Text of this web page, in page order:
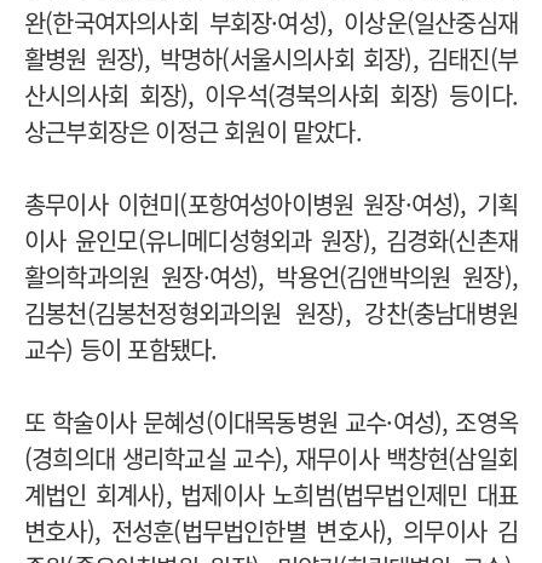
완(한국여자의사회 부회장·여성), 이상운(일산중심재
활병원 원장), 박명하(서울시의사회 회장), 김태진(부
산시의사회 회장), 이우석(경북의사회 회장) 등이다.
상근부회장은 이정근 회원이 맡았다.
총무이사 이현미(포항여성아이병원 원장·여성), 기획
이사 윤인모(유니메디성형외과 원장), 김경화(신촌재
활의학과의원 원장·여성), 박용언(김앤박의원 원장),
김봉천(김봉천정형외과의원 원장), 강찬(충남대병원
교수) 등이 포함됐다.
또 학술이사 문혜성(이대목동병원 교수·여성), 조영옥
(경희의대 생리학교실 교수), 재무이사 백창현(삼일회
계법인 회계사), 법제이사 노희범(법무법인제민 대표
변호사), 전성훈(법무법인한별 변호사), 의무이사 김